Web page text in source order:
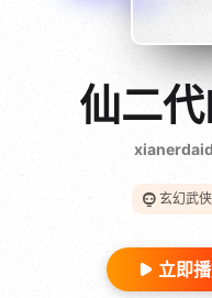
{if
28短剧
仙二
玄幻武侠
立即